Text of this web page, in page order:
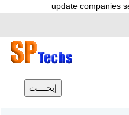
update companies